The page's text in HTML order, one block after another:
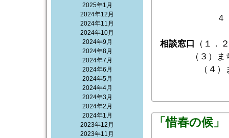
2025年1月
2024年12月
2024年11月
2024年10月
2024年9月
2024年8月
2024年7月
2024年6月
2024年5月
2024年4月
2024年3月
2024年2月
2024年1月
2023年12月
2023年11月
４
相談窓口
（１．
（３）
（４
「惜春の候」